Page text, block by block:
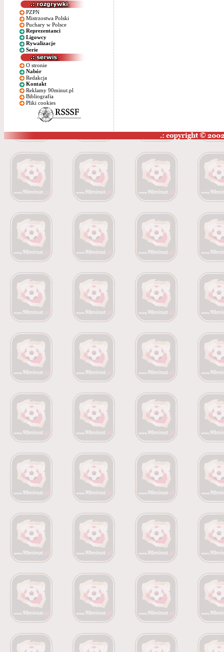
PZPN
Mistrzostwa Polski
Puchary w Polsce
Reprezentanci
Ligowcy
Rywalizacje
Serie
O stronie
Nabór
Redakcja
Kontakt
Reklamy 90minut.pl
Bibliografia
Pliki cookies